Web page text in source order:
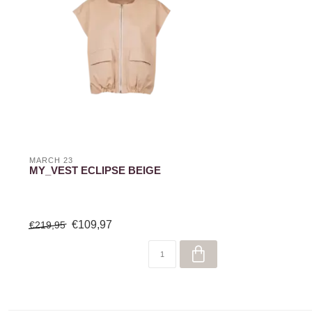
MARCH 23
MY_VEST ECLIPSE BEIGE
€219,95 €109,97